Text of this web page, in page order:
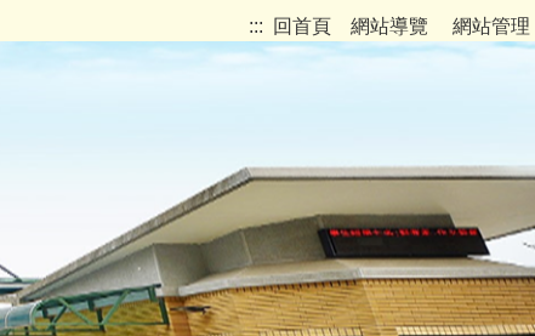
::: 回首頁 網站導覽 網站管理